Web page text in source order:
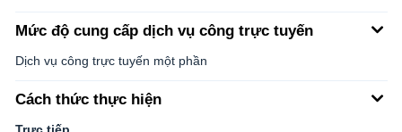
Mức độ cung cấp dịch vụ công trực tuyến
Dịch vụ công trực tuyến một phần
Cách thức thực hiện